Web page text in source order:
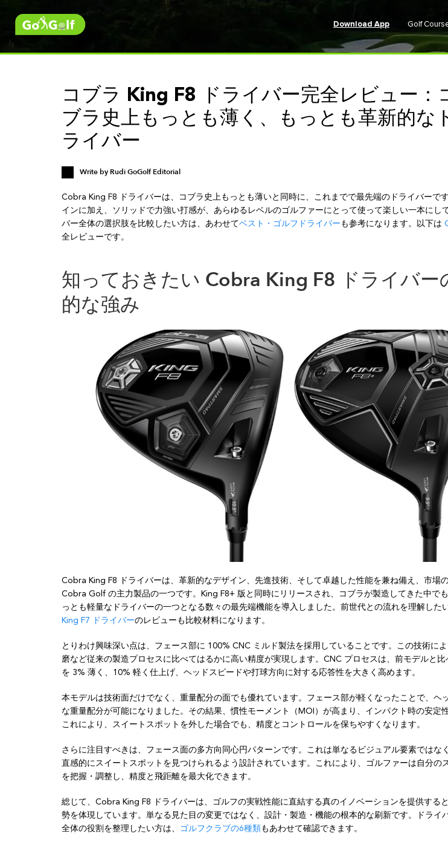
Download App Golf
コブラ King F8 ドライバー完全レビュー：
ブラ史上もっとも薄く、もっとも革新的な
ライバー
Write by Rudi GoGolf Editorial
Cobra King F8 ドライバーは、コブラ史上もっとも薄いと同時に、これまでで最先端のドライバーで
インに加え、ソリッドで力強い打感が、あらゆるレベルのゴルファーにとって使って楽しい一本にし
バー全体の選択肢を比較したい方は、あわせてベスト・ゴルフドライバー も参考になります。以下は
全レビューです。
知っておきたい Cobra King F8 ドライバー
的な強み
Cobra King F8 ドライバーは、革新的なデザイン、先進技術、そして卓越した性能を兼ね備え、市場
Cobra Golf の主力製品の一つです。King F8+ 版と同時にリリースされ、コブラが製造してきた中で
っとも軽量なドライバーの一つとなる数々の最先端機能を導入しました。前世代との流れを理解した
King F7 ドライバーのレビューも比較材料になります。
とりわけ興味深い点は、フェース部に 100% CNC ミルド製法を採用していることです。この技術に
磨など従来の製造プロセスに比べてはるかに高い精度が実現します。CNC プロセスは、前モデルと比
を 3% 薄く、10% 軽く仕上げ、ヘッドスピードや打球方向に対する応答性を大きく高めます。
本モデルは技術面だけでなく、重量配分の面でも優れています。フェース部が軽くなったことで、ヘ
な重量配分が可能になりました。その結果、慣性モーメント（MOI）が高まり、インパクト時の安定
これにより、スイートスポットを外した場合でも、精度とコントロールを保ちやすくなります。
さらに注目すべきは、フェース面の多方向同心円パターンです。これは単なるビジュアル要素ではな
直感的にスイートスポットを見つけられるよう設計されています。これにより、ゴルファーは自分の
を把握・調整し、精度と飛距離を最大化できます。
総じて、Cobra King F8 ドライバーは、ゴルフの実戦性能に直結する真のイノベーションを提供する
勢を体現しています。単なる見た目の変更ではなく、設計・製造・機能の根本的な刷新です。ドライ
全体の役割を整理したい方は、 ゴルフクラブの6種類もあわせて確認できます。